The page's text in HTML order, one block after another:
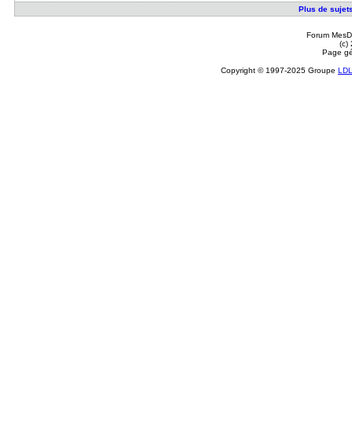
Plus de
Forum
(c)
Page
Copyright © 1997-2025 Groupe